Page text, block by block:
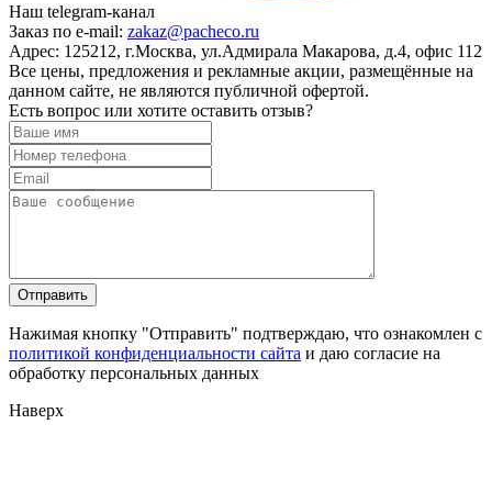
Наш telegram-канал
Заказ по e-mail: zakaz@pacheco.ru
Адрес: 125212, г.Москва, ул.Адмирала Макарова, д.4, офис 112
Все цены, предложения и рекламные акции, размещённые на
данном сайте, не являются публичной офертой.
Есть вопрос или хотите оставить отзыв?
Нажимая кнопку "Отправить" подтверждаю, что ознакомлен с
политикой конфиденциальности сайта и даю согласие на
обработку персональных данных
Наверх